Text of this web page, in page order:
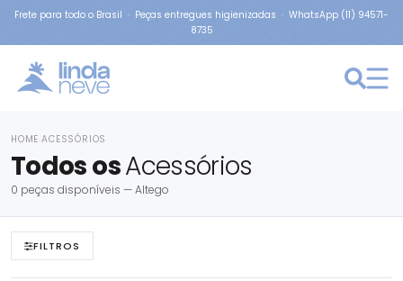
Frete para todo o Brasil · Peças entregues higienizadas · WhatsApp (11) 94571-
8735
HOME ›ACESSÓRIOS
Todos osAcessórios
0 peças disponíveis — Altego
FILTROS